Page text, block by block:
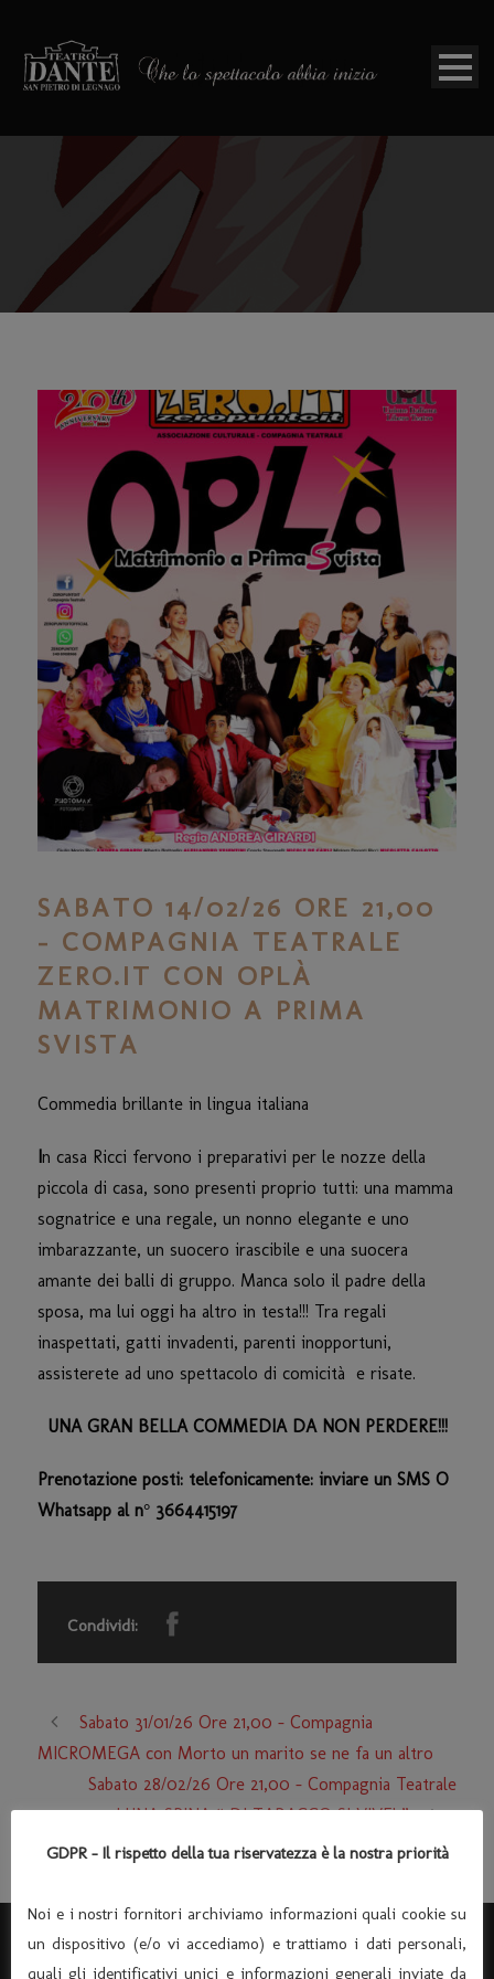
SABATO 14/02/26 ORE 21,00
– COMPAGNIA TEATRALE
ZERO.IT CON OPLÀ
MATRIMONIO A PRIMA
SVISTA
Commedia brillante in lingua italiana
In casa Ricci fervono i preparativi per le nozze della
piccola di casa, sono presenti proprio tutti: una mamma
sognatrice e una regale, un nonno elegante e uno
imbarazzante, un suocero irascibile e una suocera
amante dei balli di gruppo. Manca solo il padre della
sposa, ma lui oggi ha altro in testa!!! Tra regali
inaspettati, gatti invadenti, parenti inopportuni,
assisterete ad uno spettacolo di comicità
e risate.
UNA GRAN BELLA COMMEDIA DA NON PERDERE!!!
Prenotazione posti: telefonicamente: inviare un SMS O
Whatsapp al n° 3664415197
Condividi:
Sabato 31/01/26 Ore 21,00 – Compagnia
MICROMEGA con Morto un marito se ne fa un altro
Sabato 28/02/26 Ore 21,00 – Compagnia Teatrale
LUNA SPINA “ DI TABACCO SI VIVE! ”
GDPR - Il rispetto della tua riservatezza è la nostra priorità
Noi e i nostri fornitori archiviamo informazioni quali cookie su
un dispositivo (e/o vi accediamo) e trattiamo i dati personali,
quali gli identificativi unici e informazioni generali inviate da